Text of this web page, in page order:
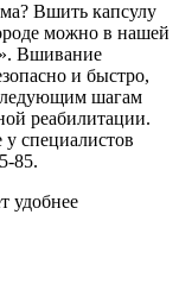
Вшить капсулу
можно в нашей
Вшивание
и быстро,
шагам
реабилитации.
специалистов
85.
удобнее